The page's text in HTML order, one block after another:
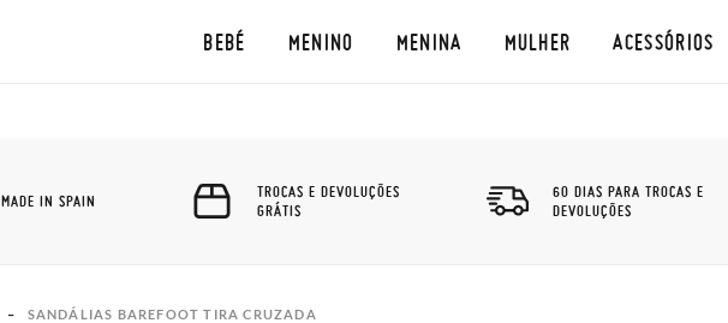
BEBÉ MENINO MENINA MULHER ACESSÓRIOS
MADE IN SPAIN
TROCAS E DEVOLUÇÕES
GRÁTIS
60 DIAS PARA TROCAS E
DEVOLUÇÕES
SANDÁLIAS BAREFOOT TIRA CRUZADA